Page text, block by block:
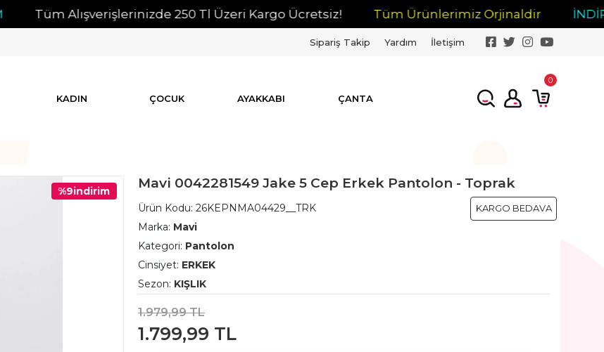
Tüm Alışverişlerinizde 250 Tl Üzeri Kargo Ücretsiz! Tüm Ürünlerimiz Orjinaldir İNDİRİM
Sipariş Takip Yardım İletişim
KADIN ÇOCUK AYAKKABI ÇANTA
0
%9indirim Mavi 0042281549 Jake 5 Cep Erkek Pantolon - Toprak
KARGO BEDAVA
Ürün Kodu: 26KEPNMA04429__TRK
Marka: Mavi
Kategori: Pantolon
Cinsiyet: ERKEK
Sezon: KIŞLIK
1.979,99 TL
1.799,99 TL